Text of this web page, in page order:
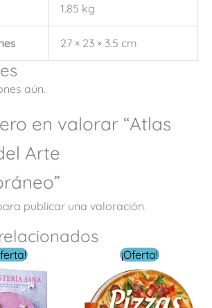
1.85 kg
27 × 23 × 3.5 cm
aún.
en valorar “Atlas
Arte
publicar una valoración.
El
precio
original
era:
$ 334.00.
actual
¡Oferta!
El
precio
original
era:
$ 299.00.
es:
$ 99.00.